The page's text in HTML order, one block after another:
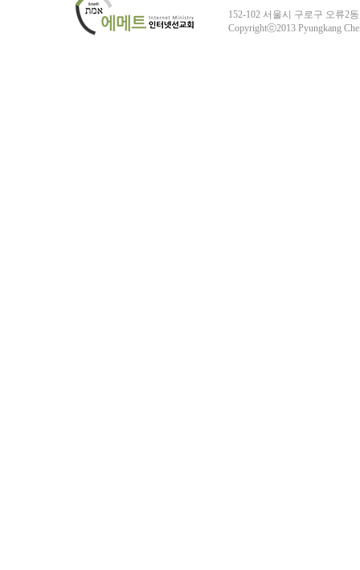
152-102 서울시 구로구 오류2
Copyrightⓒ2013 Pyungkang